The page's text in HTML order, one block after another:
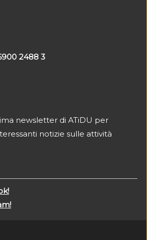
2488 3
newsletter di ATiDU per
notizie sulle attività